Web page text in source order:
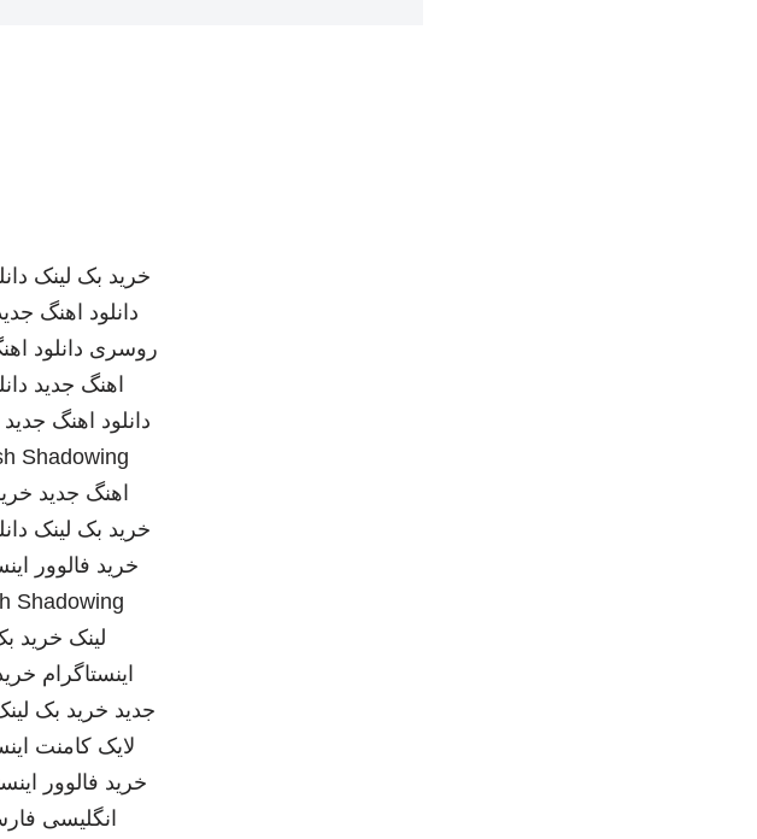
خرید بک لینک
دانلود اهنگ
روسری دانلود
اهنگ جدید
دانلود اهنگ جدید
Shadowing
اهنگ جدید
خرید بک لینک
خرید فالوور
Shadowing
لینک خرید
اینستاگرام
جدید خرید بک
لایک کامنت
خرید فالوور
انگلیسی